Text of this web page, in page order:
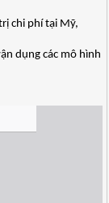
chi phí tại Mỹ,
dụng các mô hình